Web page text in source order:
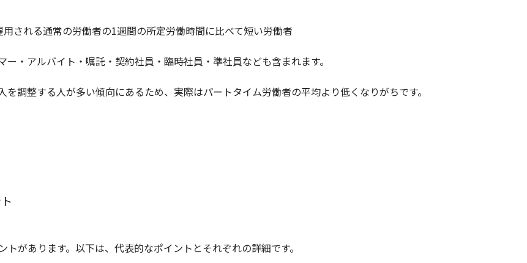
される通常の労働者の1週間の所定労働時間に比べて短い労働者
・アルバイト・嘱託・契約社員・臨時社員・準社員なども含まれます。
調整する人が多い傾向にあるため、実際はパートタイム労働者の平均より低くなりがちです。
があります。以下は、代表的なポイントとそれぞれの詳細です。